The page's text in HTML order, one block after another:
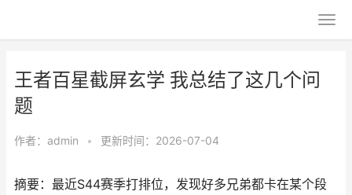
王者百星截屏玄学 我总结了这几个问
题
作者： admin • 更新时间：2026-07-04
摘要：最近S44赛季打排位，发现好多兄弟都卡在某个段